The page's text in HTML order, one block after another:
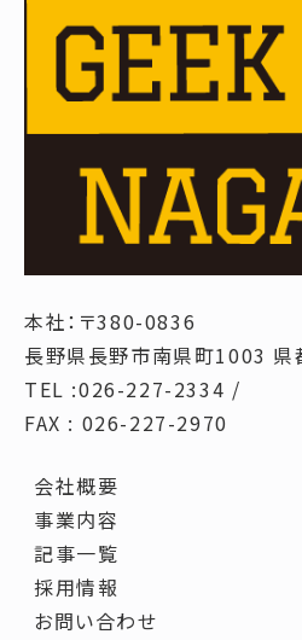
本社：〒380-0836
長野県長野市南県町1003 県
TEL :026-227-2334 /
FAX : 026-227-2970
会社概要
事業内容
記事一覧
採用情報
お問い合わせ